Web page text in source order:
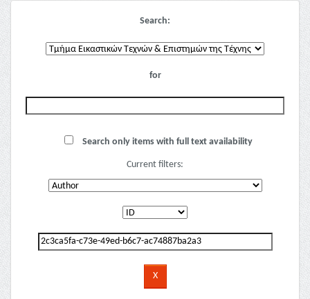
Search:
for
Search only items with full text availability
Current filters: